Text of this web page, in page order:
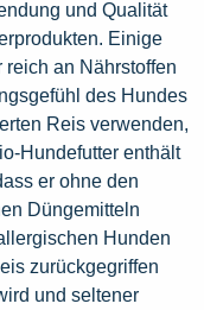
und Qualität
Einige
an Nährstoffen
des Hundes
Reis verwenden,
Hundefutter enthält
er ohne den
Düngemitteln
Hunden
zurückgegriffen
und seltener